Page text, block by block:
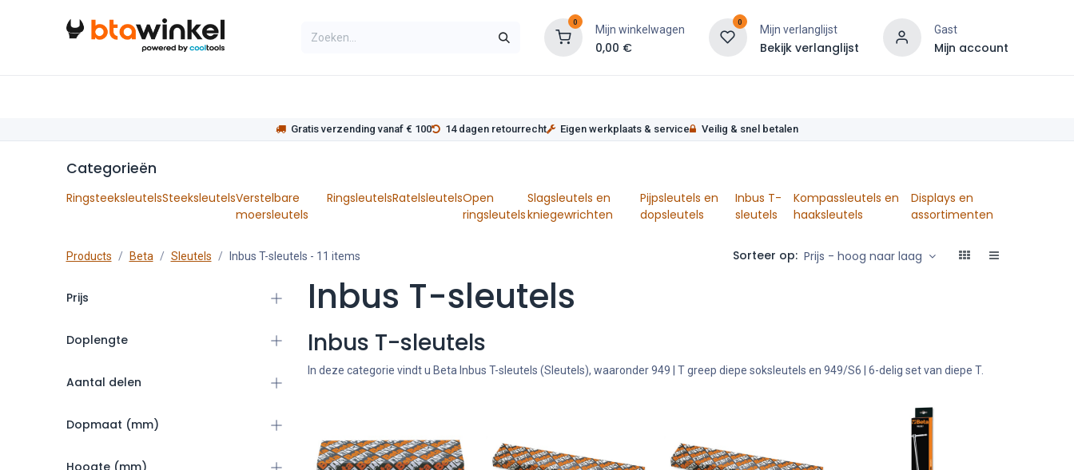
0
Mijn winkelwagen
0,00 €
0
Mijn verlanglijst
Bekijk verlanglijst
Gast
Mijn account
Gratis verzending vanaf € 100 14 dagen retourrecht Eigen werkplaats & service Veilig & snel betalen
Categorieën
RingsteeksleutelsSteeksleutelsVerstelbare
moersleutels
RingsleutelsRatelsleutelsOpen
ringsleutels
Slagsleutels en
kniegewrichten
Pijpsleutels en
dopsleutels
Inbus T-
sleutels
Kompassleutels en
haaksleutels
Displays en
assortimenten
Products Beta Sleutels Inbus T-sleutels - 11 items Sorteer op: Prijs - hoog naar laag
Prijs
Doplengte
Aantal delen
Dopmaat (mm)
Inbus T-sleutels
Inbus T-sleutels
In deze categorie vindt u Beta Inbus T-sleutels (Sleutels), waaronder 949 | T greep diepe soksleutels en 949/S6 | 6-delig set van diepe T.